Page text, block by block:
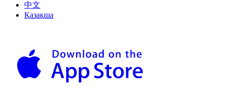
中文
Қазақша